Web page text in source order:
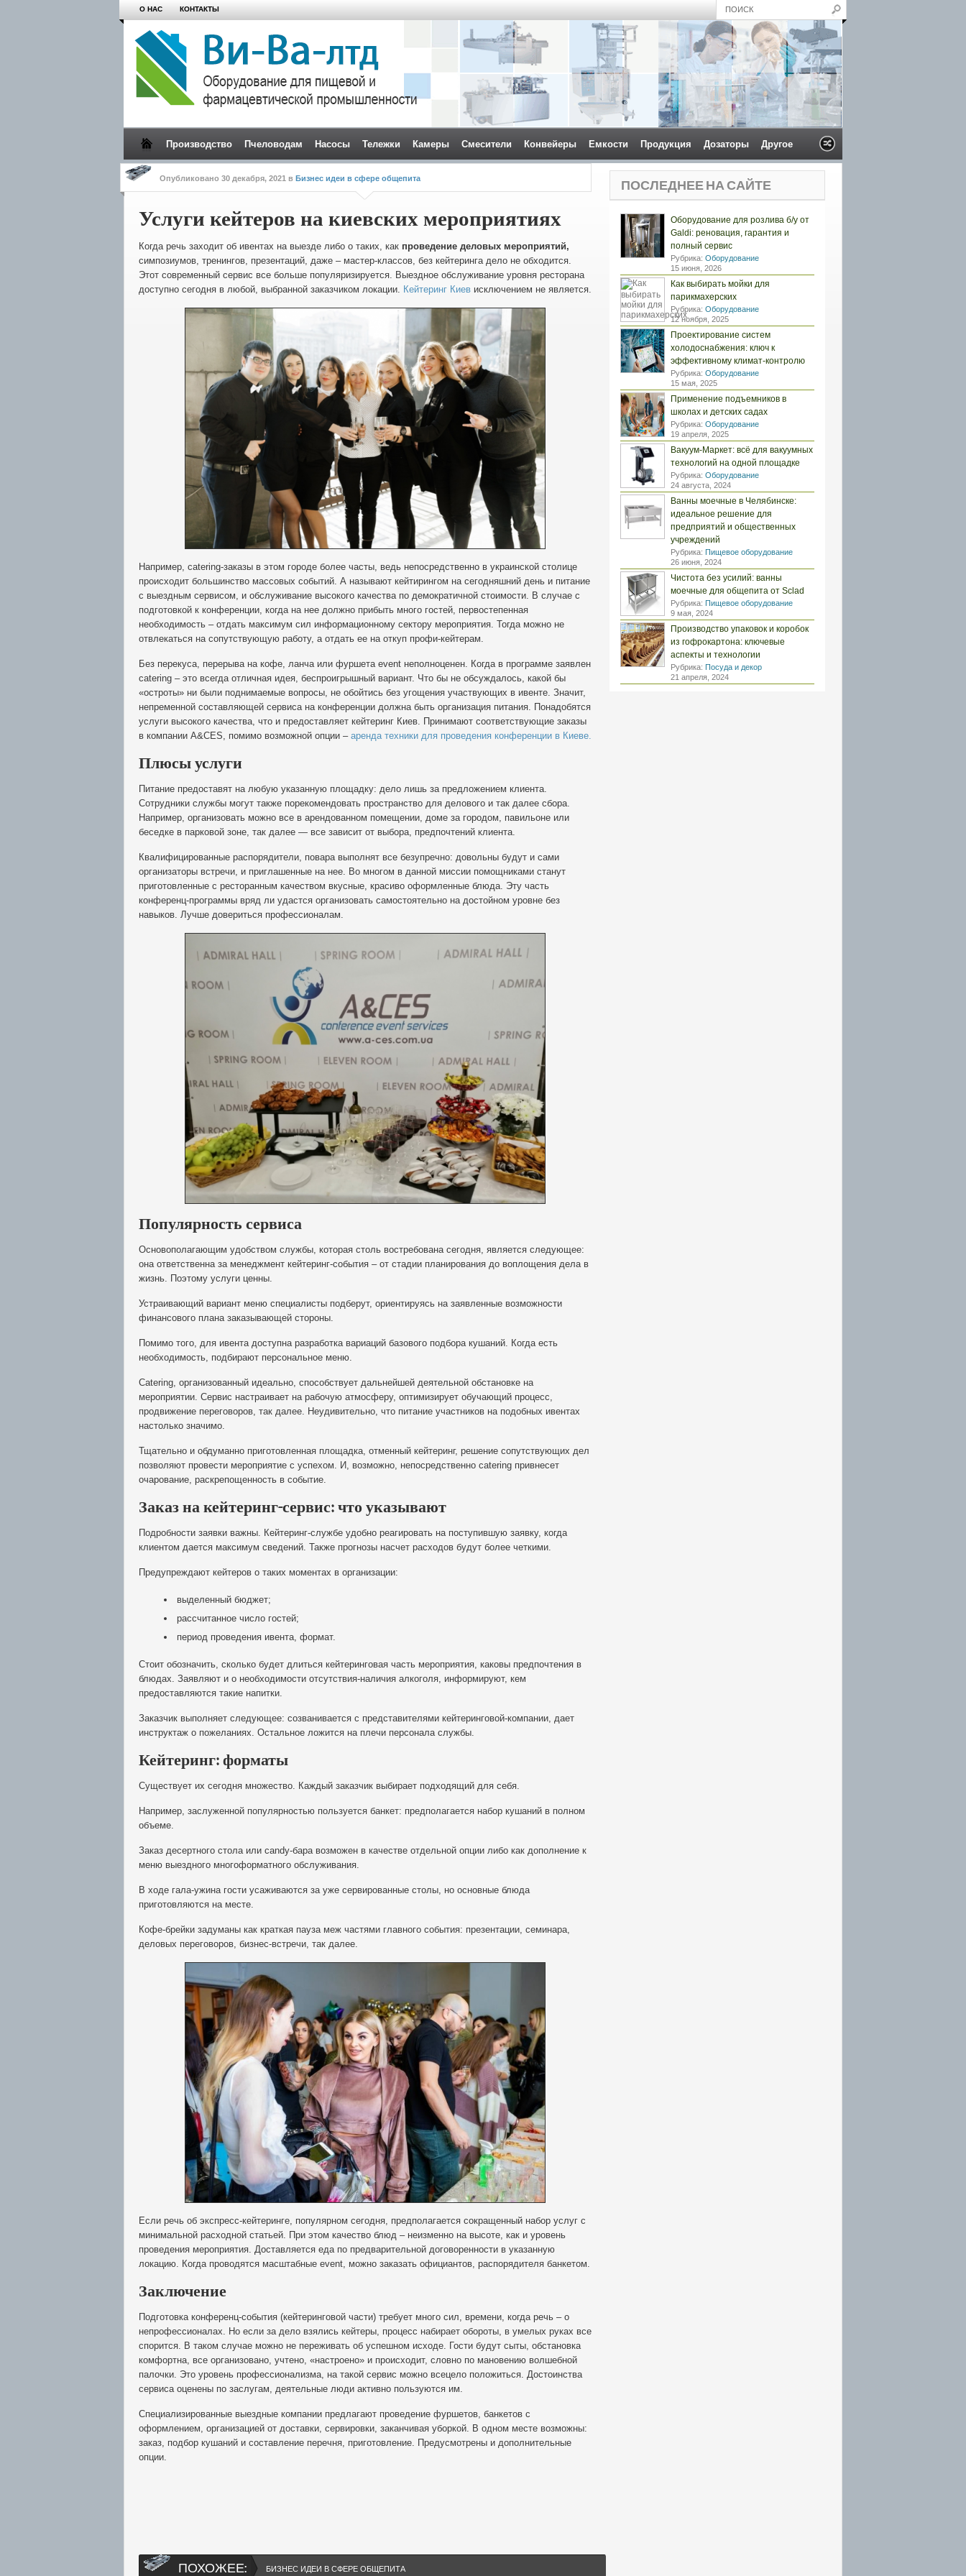
О НАС КОНТАКТЫ
Производство Пчеловодам Насосы Тележки Камеры Смесители Конвейеры Емкости Продукция Дозаторы Другое
Опубликовано 30 декабря, 2021 в Бизнес идеи в сфере общепита
Услуги кейтеров на киевских мероприятиях
Когда речь заходит об ивентах на выезде либо о таких, как проведение деловых мероприятий,
симпозиумов, тренингов, презентаций, даже – мастер-классов, без кейтеринга дело не обходится.
Этот современный сервис все больше популяризируется. Выездное обслуживание уровня ресторана
доступно сегодня в любой, выбранной заказчиком локации. Кейтеринг Киев исключением не является.
Например, сatering-заказы в этом городе более часты, ведь непосредственно в украинской столице
происходит большинство массовых событий. А называют кейтирингом на сегодняшний день и питание
с выездным сервисом, и обслуживание высокого качества по демократичной стоимости. В случае с
подготовкой к конференции, когда на нее должно прибыть много гостей, первостепенная
необходимость – отдать максимум сил информационному сектору мероприятия. Тогда можно не
отвлекаться на сопутствующую работу, а отдать ее на откуп профи-кейтерам.
Без перекуса, перерыва на кофе, ланча или фуршета event неполноценен. Когда в программе заявлен
сatering – это всегда отличная идея, беспроигрышный вариант. Что бы не обсуждалось, какой бы
«остроты» ни были поднимаемые вопросы, не обойтись без угощения участвующих в ивенте. Значит,
непременной составляющей сервиса на конференции должна быть организация питания. Понадобятся
услуги высокого качества, что и предоставляет кейтеринг Киев. Принимают соответствующие заказы
в компании A&CES, помимо возможной опции – аренда техники для проведения конференции в Киеве.
Плюсы услуги
Питание предоставят на любую указанную площадку: дело лишь за предложением клиента.
Сотрудники службы могут также порекомендовать пространство для делового и так далее сбора.
Например, организовать можно все в арендованном помещении, доме за городом, павильоне или
беседке в парковой зоне, так далее — все зависит от выбора, предпочтений клиента.
Квалифицированные распорядители, повара выполнят все безупречно: довольны будут и сами
организаторы встречи, и приглашенные на нее. Во многом в данной миссии помощниками станут
приготовленные с ресторанным качеством вкусные, красиво оформленные блюда. Эту часть
конференц-программы вряд ли удастся организовать самостоятельно на достойном уровне без
навыков. Лучше довериться профессионалам.
Популярность сервиса
Основополагающим удобством службы, которая столь востребована сегодня, является следующее:
она ответственна за менеджмент кейтеринг-события – от стадии планирования до воплощения дела в
жизнь. Поэтому услуги ценны.
Устраивающий вариант меню специалисты подберут, ориентируясь на заявленные возможности
финансового плана заказывающей стороны.
Помимо того, для ивента доступна разработка вариаций базового подбора кушаний. Когда есть
необходимость, подбирают персональное меню.
Сatering, организованный идеально, способствует дальнейшей деятельной обстановке на
мероприятии. Сервис настраивает на рабочую атмосферу, оптимизирует обучающий процесс,
продвижение переговоров, так далее. Неудивительно, что питание участников на подобных ивентах
настолько значимо.
Тщательно и обдуманно приготовленная площадка, отменный кейтеринг, решение сопутствующих дел
позволяют провести мероприятие с успехом. И, возможно, непосредственно сatering привнесет
очарование, раскрепощенность в событие.
Заказ на кейтеринг-сервис: что указывают
Подробности заявки важны. Кейтеринг-службе удобно реагировать на поступившую заявку, когда
клиентом дается максимум сведений. Также прогнозы насчет расходов будут более четкими.
Предупреждают кейтеров о таких моментах в организации:
выделенный бюджет;
рассчитанное число гостей;
период проведения ивента, формат.
Стоит обозначить, сколько будет длиться кейтеринговая часть мероприятия, каковы предпочтения в
блюдах. Заявляют и о необходимости отсутствия-наличия алкоголя, информируют, кем
предоставляются такие напитки.
Заказчик выполняет следующее: созванивается с представителями кейтеринговой-компании, дает
инструктаж о пожеланиях. Остальное ложится на плечи персонала службы.
Кейтеринг: форматы
Существует их сегодня множество. Каждый заказчик выбирает подходящий для себя.
Например, заслуженной популярностью пользуется банкет: предполагается набор кушаний в полном
объеме.
Заказ десертного стола или сandy-бара возможен в качестве отдельной опции либо как дополнение к
меню выездного многоформатного обслуживания.
В ходе гала-ужина гости усаживаются за уже сервированные столы, но основные блюда
приготовляются на месте.
Кофе-брейки задуманы как краткая пауза меж частями главного события: презентации, семинара,
деловых переговоров, бизнес-встречи, так далее.
Если речь об экспресс-кейтеринге, популярном сегодня, предполагается сокращенный набор услуг с
минимальной расходной статьей. При этом качество блюд – неизменно на высоте, как и уровень
проведения мероприятия. Доставляется еда по предварительной договоренности в указанную
локацию. Когда проводятся масштабные event, можно заказать официантов, распорядителя банкетом.
Заключение
Подготовка конференц-события (кейтеринговой части) требует много сил, времени, когда речь – о
непрофессионалах. Но если за дело взялись кейтеры, процесс набирает обороты, в умелых руках все
спорится. В таком случае можно не переживать об успешном исходе. Гости будут сыты, обстановка
комфортна, все организовано, учтено, «настроено» и происходит, словно по мановению волшебной
палочки. Это уровень профессионализма, на такой сервис можно всецело положиться. Достоинства
сервиса оценены по заслугам, деятельные люди активно пользуются им.
Специализированные выездные компании предлагают проведение фуршетов, банкетов с
оформлением, организацией от доставки, сервировки, заканчивая уборкой. В одном месте возможны:
заказ, подбор кушаний и составление перечня, приготовление. Предусмотрены и дополнительные
опции.
ПОХОЖЕЕ: БИЗНЕС ИДЕИ В СФЕРЕ ОБЩЕПИТА
ПОСЛЕДНЕЕ НА САЙТЕ
Оборудование для розлива б/у от
Galdi: реновация, гарантия и
полный сервис
Рубрика: Оборудование
15 июня, 2026
Как выбирать мойки для
парикмахерских
Рубрика: Оборудование
12 ноября, 2025
Проектирование систем
холодоснабжения: ключ к
эффективному климат-контролю
Рубрика: Оборудование
15 мая, 2025
Применение подъемников в
школах и детских садах
Рубрика: Оборудование
19 апреля, 2025
Вакуум-Маркет: всё для вакуумных
технологий на одной площадке
Рубрика: Оборудование
24 августа, 2024
Ванны моечные в Челябинске:
идеальное решение для
предприятий и общественных
учреждений
Рубрика: Пищевое оборудование
26 июня, 2024
Чистота без усилий: ванны
моечные для общепита от Sclad
Рубрика: Пищевое оборудование
9 мая, 2024
Производство упаковок и коробок
из гофрокартона: ключевые
аспекты и технологии
Рубрика: Посуда и декор
21 апреля, 2024